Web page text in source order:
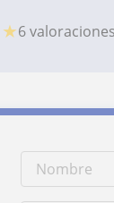
★6 valoraciones